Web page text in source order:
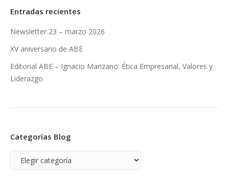
Entradas recientes
Newsletter 23 – marzo 2026
XV aniversario de ABE
Editorial ABE – Ignacio Manzano: Ética Empresarial, Valores y
Liderazgo
Categorías Blog
Categorías
Blog